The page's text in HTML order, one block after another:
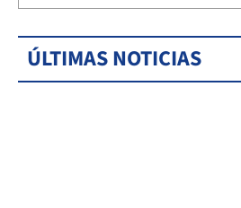
ÚLTIMAS NOTICIAS